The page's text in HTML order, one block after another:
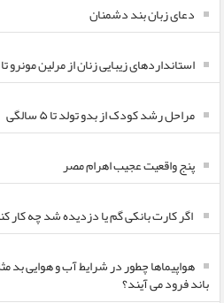
دعای زبان بند دشمنان
استانداردهای زیبایی زنان از مرلین مونرو
مراحل رشد کودک از بدو تولد تا ۵ سالگی
پنج واقعیت عجیب اهرام مصر
اگر کارت بانکی گم یا دزدیده شد چه کار
هواپیماها چطور در شرایط آب و هوایی بد
باند فرود می آیند؟